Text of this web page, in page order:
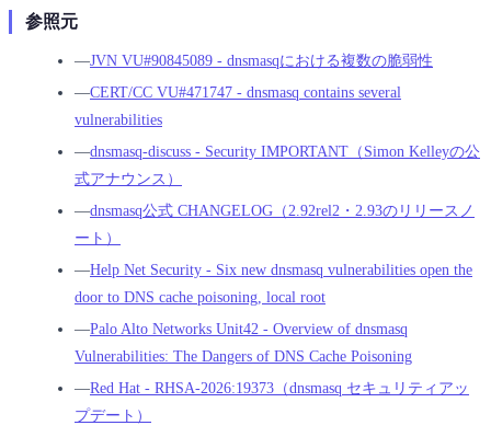
参照元
―JVN VU#90845089 - dnsmasqにおける複数の脆弱性
―CERT/CC VU#471747 - dnsmasq contains several
vulnerabilities
―dnsmasq-discuss - Security IMPORTANT（Simon Kelleyの公
式アナウンス）
―dnsmasq公式 CHANGELOG（2.92rel2・2.93のリリースノ
ート）
―Help Net Security - Six new dnsmasq vulnerabilities open the
door to DNS cache poisoning, local root
―Palo Alto Networks Unit42 - Overview of dnsmasq
Vulnerabilities: The Dangers of DNS Cache Poisoning
―Red Hat - RHSA-2026:19373（dnsmasq セキュリティアッ
プデート）